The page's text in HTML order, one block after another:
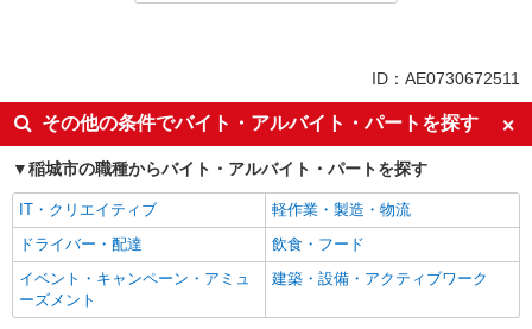
週2～3日勤務OK
短時間勤務（1日4h以内）OK
車通勤OK
バイク通勤OK
夕方
未経験歓迎
大学生歓迎
フリーター歓迎
ミドル（40代～）活躍中
ボーナス・賞与あり
扶養内勤務OK
交通費支給
社会保険あり
まかない・食事補助
ID：AE0730672511
その他の条件でバイト・アルバイト・パートを探す
稲城市の職種からバイト・アルバイト・パートを探す
IT・クリエイティブ
軽作業・製造・物流
ドライバー・配達
飲食・フード
イベント・キャンペーン・アミュ
ーズメント
建築・設備・アクティブワーク